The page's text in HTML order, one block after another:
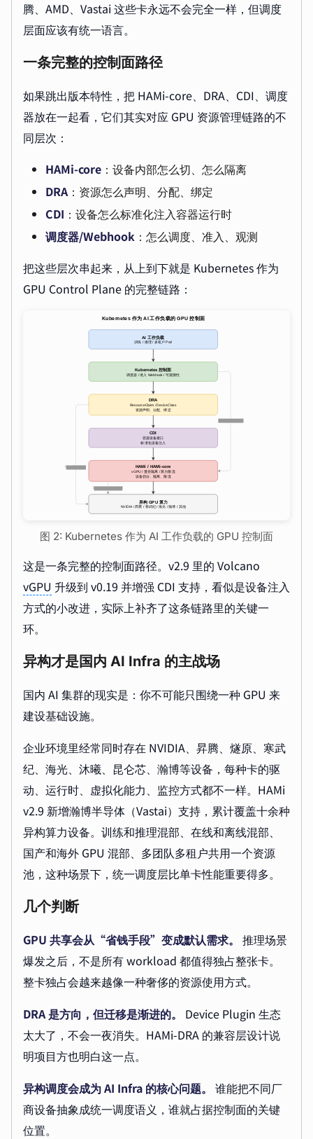
腾、AMD、Vastai 这些卡永远不会完全一样，但调度
层面应该有统一语言。
一条完整的控制面路径
如果跳出版本特性，把 HAMi-core、DRA、CDI、调度
器放在一起看，它们其实对应 GPU 资源管理链路的不
同层次：
HAMi-core ：设备内部怎么切、怎么隔离
DRA ：资源怎么声明、分配、绑定
CDI ：设备怎么标准化注入容器运行时
调度器/Webhook ：怎么调度、准入、观测
把这些层次串起来，从上到下就是 Kubernetes 作为
GPU Control Plane 的完整链路：
图 2: Kubernetes 作为 AI 工作负载的 GPU 控制面
这是一条完整的控制面路径。v2.9 里的 Volcano
vGPU 升级到 v0.19 并增强 CDI 支持，看似是设备注入
方式的小改进，实际上补齐了这条链路里的关键一
环。
异构才是国内 AI Infra 的主战场
国内 AI 集群的现实是：你不可能只围绕一种 GPU 来
建设基础设施。
企业环境里经常同时存在 NVIDIA、昇腾、燧原、寒武
纪、海光、沐曦、昆仑芯、瀚博等设备，每种卡的驱
动、运行时、虚拟化能力、监控方式都不一样。HAMi
v2.9 新增瀚博半导体（Vastai）支持，累计覆盖十余种
异构算力设备。训练和推理混部、在线和离线混部、
国产和海外 GPU 混部、多团队多租户共用一个资源
池，这种场景下，统一调度层比单卡性能重要得多。
几个判断
GPU 共享会从“省钱手段”变成默认需求。 推理场景
爆发之后，不是所有 workload 都值得独占整张卡。
整卡独占会越来越像一种奢侈的资源使用方式。
DRA 是方向，但迁移是渐进的。
Device Plugin 生态
太大了，不会一夜消失。HAMi-DRA 的兼容层设计说
明项目方也明白这一点。
异构调度会成为 AI Infra 的核心问题。 谁能把不同厂
商设备抽象成统一调度语义，谁就占据控制面的关键
位置。